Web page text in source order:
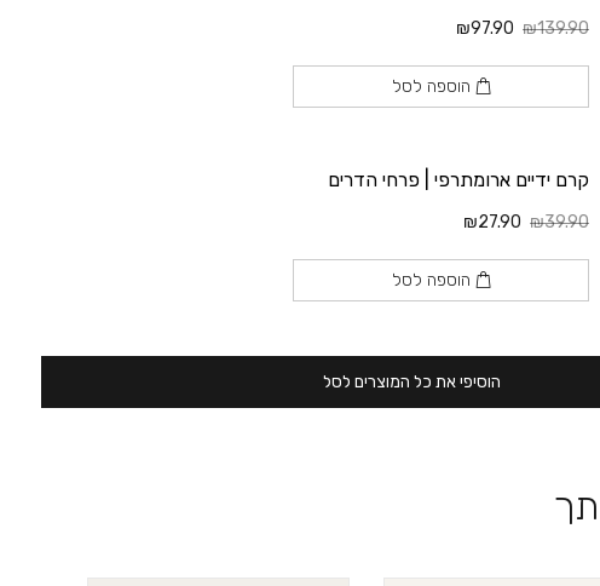
₪139.90
₪97.90
הוספה לסל
קרם ידיים ארומתרפי | פרחי הדרים
₪39.90
₪27.90
הוספה לסל
הוסיפי את כל המוצרים לסל